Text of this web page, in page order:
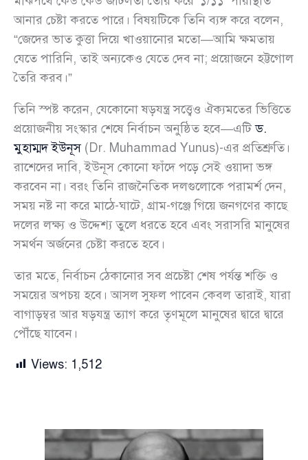
আনার চেষ্টা করতে পারে। বিষয়টিকে তিনি ব্যঙ্গ করে বলেন,
“জেদের ভাত কুত্তা দিয়ে খাওয়ানোর মতো—আমি ক্ষমতায়
যেতে পারিনি, তাই অন্যকেও যেতে দেব না; প্রয়োজনে হট্টগোল
তৈরি করব।”
তিনি স্পষ্ট করেন, যেকোনো ষড়যন্ত্র সত্ত্বেও ঐক্যমতের ভিত্তিতে
প্রয়োজনীয় সংস্কার শেষে নির্বাচন অনুষ্ঠিত হবে—এটিড.
মুহাম্মদ ইউনূস(Dr. Muhammad Yunus)-এর প্রতিশ্রুতি।
রাশেদের দাবি, ইউনূস কোনো ফাঁদে পড়ে সেই ওয়াদা ভঙ্গ
করবেন না। বরং তিনি রাজনৈতিক দলগুলোকে পরামর্শ দেন,
সময় নষ্ট না করে মাঠে-ঘাটে, গ্রাম-গঞ্জে গিয়ে জনগণের কাছে
দলের লক্ষ্য ও উদ্দেশ্য তুলে ধরতে হবে এবং সরাসরি মানুষের
সমর্থন অর্জনের চেষ্টা করতে হবে।
তার মতে, নির্বাচন ঠেকানোর সব প্রচেষ্টা শেষ পর্যন্ত শক্তি ও
সময়ের অপচয় হবে। আসল সুফল পাবেন কেবল তারাই, যারা
বাগাড়ম্বর আর ষড়যন্ত্র ত্যাগ করে তৃণমূলে মানুষের দ্বারে দ্বারে
পৌঁছে যাবেন।
Views: 1,512